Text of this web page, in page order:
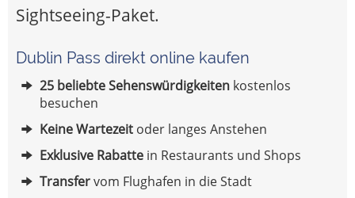
Sightseeing-Paket.
Dublin Pass direkt online kaufen
25 beliebte Sehenswürdigkeiten kostenlos
besuchen
Keine Wartezeit oder langes Anstehen
Exklusive Rabatte in Restaurants und Shops
Transfervom Flughafen in die Stadt